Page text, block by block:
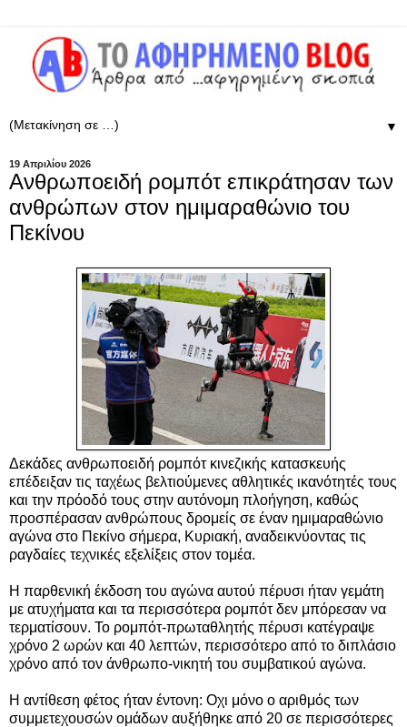
▼
19 Απριλίου 2026
Ανθρωποειδή ρομπότ επικράτησαν των
ανθρώπων στον ημιμαραθώνιο του
Πεκίνου
Δεκάδες ανθρωποειδή ρομπότ κινεζικής κατασκευής
επέδειξαν τις ταχέως βελτιούμενες αθλητικές ικανότητές τους
και την πρόοδό τους στην αυτόνομη πλοήγηση, καθώς
προσπέρασαν ανθρώπους δρομείς σε έναν ημιμαραθώνιο
αγώνα στο Πεκίνο σήμερα, Κυριακή, αναδεικνύοντας τις
ραγδαίες τεχνικές εξελίξεις στον τομέα.
Η παρθενική έκδοση του αγώνα αυτού πέρυσι ήταν γεμάτη
με ατυχήματα και τα περισσότερα ρομπότ δεν μπόρεσαν να
τερματίσουν. Το ρομπότ-πρωταθλητής πέρυσι κατέγραψε
χρόνο 2 ωρών και 40 λεπτών, περισσότερο από το διπλάσιο
χρόνο από τον άνθρωπο-νικητή του συμβατικού αγώνα.
Η αντίθεση φέτος ήταν έντονη: Οχι μόνο ο αριθμός των
συμμετεχουσών ομάδων αυξήθηκε από 20 σε περισσότερες